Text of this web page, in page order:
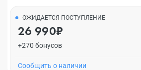
ОЖИДАЕТСЯ ПОСТУПЛЕНИЕ
26 990₽
+270 бонусов
Cообщить о наличии